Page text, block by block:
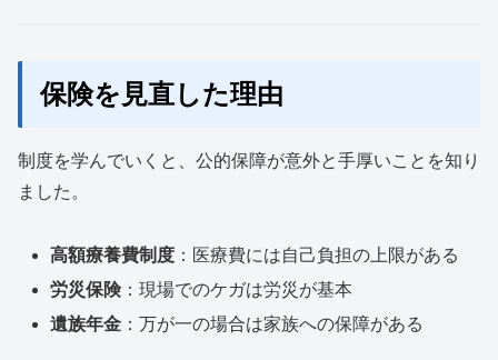
保険を見直した理由
制度を学んでいくと、公的保障が意外と手厚いことを知り
ました。
高額療養費制度 ：医療費には自己負担の上限がある
労災保険：現場でのケガは労災が基本
遺族年金 ：万が一の場合は家族への保障がある